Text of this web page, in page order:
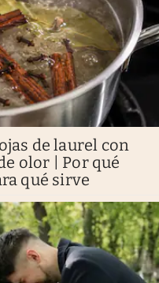
de laurel con
olor | Por qué
qué sirve